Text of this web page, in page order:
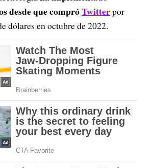
desde que compróTwitterpor
dólares en octubre de 2022.